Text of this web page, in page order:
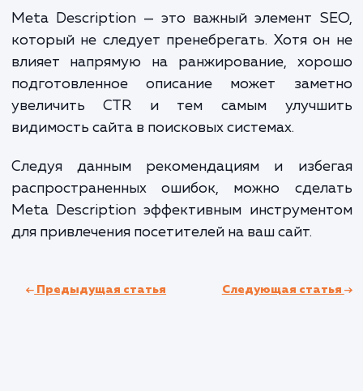
Description на вашем сайте. Вы можете
как они отображаются в поисковой
внести необходимые изменения.
Google Search Console
Аналогичные возможности
Google Search Console. Он также
отслеживать эффективность
влияние их на CTR.